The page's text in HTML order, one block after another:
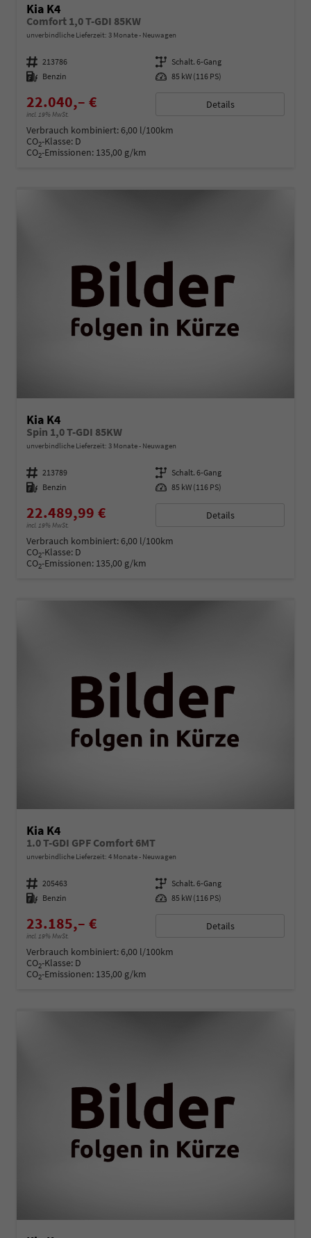
Kia K4
Comfort 1,0 T-GDI 85KW
unverbindliche Lieferzeit: 3 Monate Neuwagen
Fahrzeugnummer 213786 Getriebe Schalt. 6-Gang
Kraftstoff Benzin Leistung 85 kW (116 PS)
22.040,– €
incl. 19% MwSt.
Details
Verbrauch kombiniert:6,00 l/100km
CO2-Klasse: D
CO2-Emissionen: 135,00 g/km
Kia K4
Spin 1,0 T-GDI 85KW
unverbindliche Lieferzeit: 3 Monate Neuwagen
Fahrzeugnummer 213789 Getriebe Schalt. 6-Gang
Kraftstoff Benzin Leistung 85 kW (116 PS)
22.489,99 €
incl. 19% MwSt.
Details
Verbrauch kombiniert:6,00 l/100km
CO2-Klasse: D
CO2-Emissionen: 135,00 g/km
Kia K4
1.0 T-GDI GPF Comfort 6MT
unverbindliche Lieferzeit: 4 Monate Neuwagen
Fahrzeugnummer 205463 Getriebe Schalt. 6-Gang
Kraftstoff Benzin Leistung 85 kW (116 PS)
23.185,– €
incl. 19% MwSt.
Details
Verbrauch kombiniert:6,00 l/100km
CO2-Klasse: D
CO2-Emissionen: 135,00 g/km